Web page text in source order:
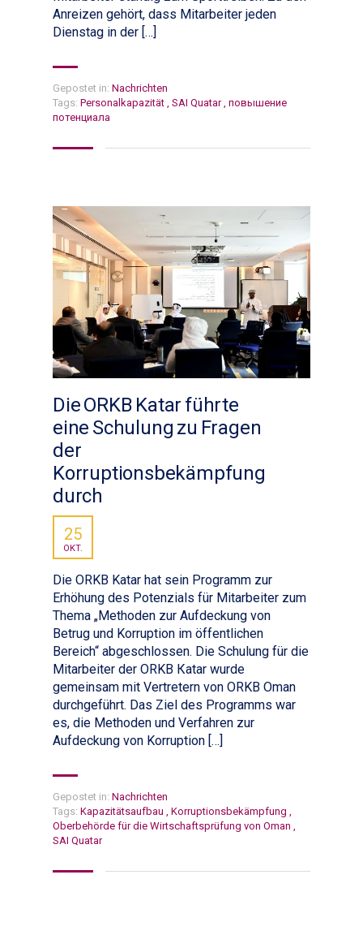
Anreizen gehört, dass Mitarbeiter jeden
Dienstag in der […]
Gepostet in: Nachrichten
Tags: Personalkapazität , SAI Quatar, повышение
потенциала
Die ORKB Katar führte
eine Schulung zu Fragen
der
Korruptionsbekämpfung
durch
25
OKT.
Die ORKB Katar hat sein Programm zur
Erhöhung des Potenzials für Mitarbeiter zum
Thema „Methoden zur Aufdeckung von
Betrug und Korruption im öffentlichen
Bereich“ abgeschlossen. Die Schulung für die
Mitarbeiter der ORKB Кatar wurde
gemeinsam mit Vertretern von ORKB Oman
durchgeführt. Das Ziel des Programms war
es, die Methoden und Verfahren zur
Aufdeckung von Korruption […]
Gepostet in: Nachrichten
Tags: Kapazitätsaufbau Korruptionsbekämpfung
Oberbehörde für die Wirtschaftsprüfung von Oman
SAI Quatar